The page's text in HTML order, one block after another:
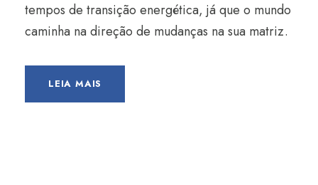
tempos de transição energética, já que o mundo
caminha na direção de mudanças na sua matriz.
LEIA MAIS